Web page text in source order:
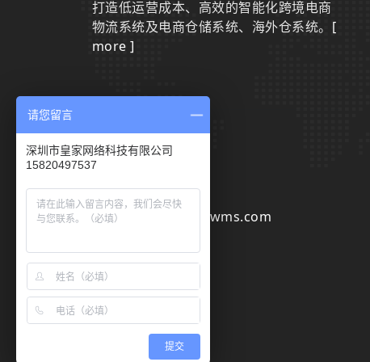
打造低运营成本、高效的智能化跨境电商
物流系统及电商仓储系统、海外仓系统。 [
more ]
联系我们
0755-29801942
sales@huangjiawms.com
请您留言
深圳市皇家网络科技有限公司
15820497537
提交